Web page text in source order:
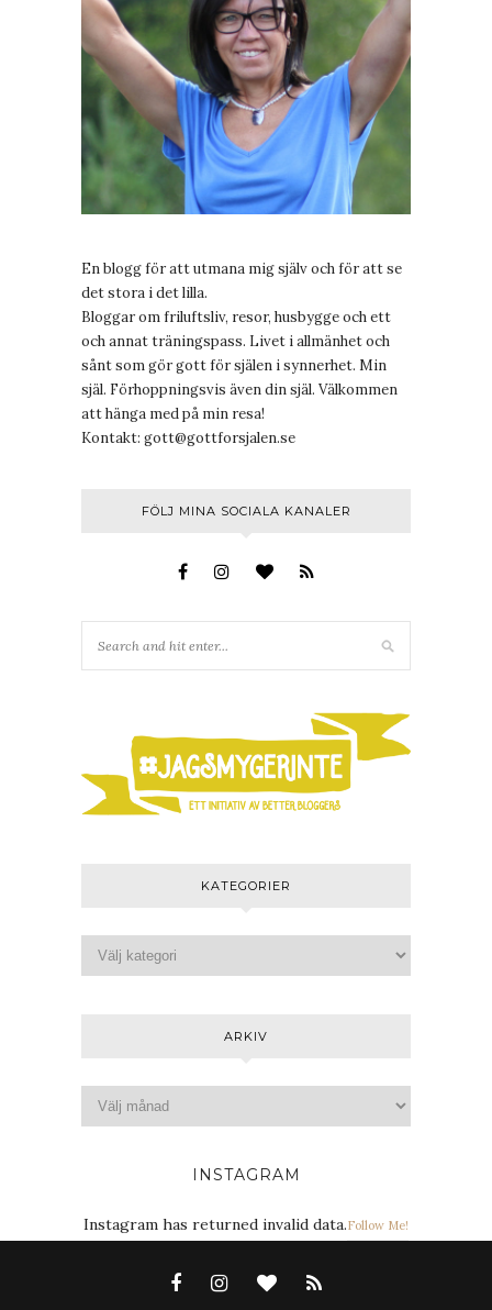
En blogg för att utmana mig själv och för att se
det stora i det lilla.
Bloggar om friluftsliv, resor, husbygge och ett
och annat träningspass. Livet i allmänhet och
sånt som gör gott för själen i synnerhet. Min
själ. Förhoppningsvis även din själ. Välkommen
att hänga med på min resa!
Kontakt: gott@gottforsjalen.se
FÖLJ MINA SOCIALA KANALER
KATEGORIER
ARKIV
INSTAGRAM
Instagram has returned invalid data.Follow Me!